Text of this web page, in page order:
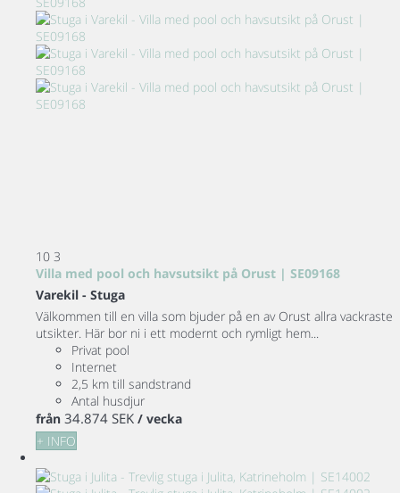
10 3
Villa med pool och havsutsikt på Orust | SE09168
Varekil - Stuga
Välkommen till en villa som bjuder på en av Orust allra vackraste
utsikter. Här bor ni i ett modernt och rymligt hem...
Privat pool
Internet
2,5 km till sandstrand
Antal husdjur
från 34.874 SEK / vecka
+ INFO